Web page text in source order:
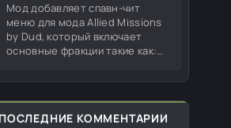
Мод добавляет спавн-чит
меню для мода Allied Missions
by Dud, который включает
основные фракции такие как:
Британия и Финляндия. Меню
со всеми
ПОСЛЕДНИЕ КОММЕНТАРИИ